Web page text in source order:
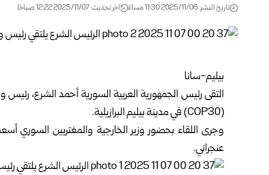
تاريخ النشر: 2025/11/06 11:30 مساءً اخر تحديث: 2025/11/07 12:22 صباحًا
بيليم-سانا
التقى رئيس الجمهورية العربية السوريةأحمد الشرع، رئيس
(COP30) في مدينة بيليم البرازيلية.
وجرى اللقاء بحضور وزير الخارجية والمغتربين السوري
عنجراني.